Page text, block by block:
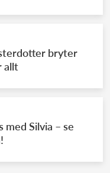
bryter
allt
med Silvia – se